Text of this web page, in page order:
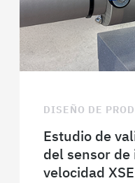
DISEÑO DE
Estudio de
del sensor
velocidad